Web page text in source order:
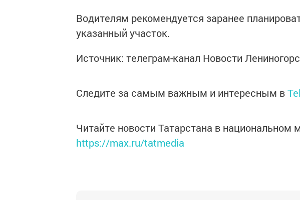
Водителям рекомендуется заранее
указанный участок.
Источник: телеграм-канал Новости
Следите за самым важным и интересным в
Читайте новости Татарстана в
https://max.ru/tatmedia